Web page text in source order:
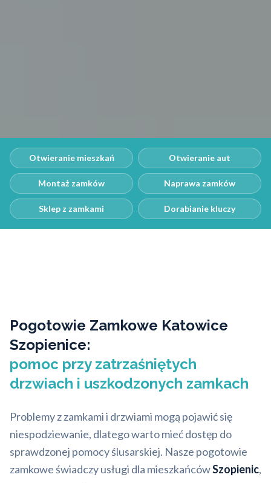
Otwieranie mieszkań Otwieranie aut
Montaż zamków Naprawa zamków
Sklep z zamkami Dorabianie kluczy
Pogotowie Zamkowe Katowice
Szopienice:
pomoc przy zatrzaśniętych
drzwiach i uszkodzonych zamkach
Problemy z zamkami i drzwiami mogą pojawić się
niespodziewanie, dlatego warto mieć dostęp do
sprawdzonej pomocy ślusarskiej. Nasze pogotowie
zamkowe świadczy usługi dla mieszkańcówSzopienic,